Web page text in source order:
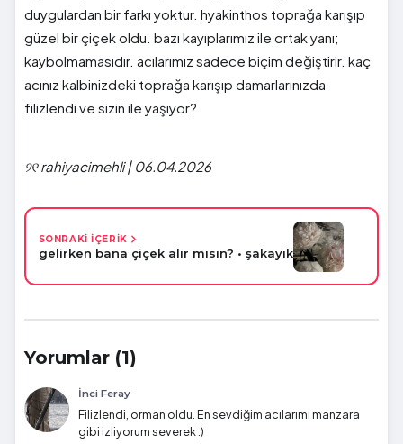
duygulardan bir farkı yoktur. hyakinthos toprağa karışıp
güzel bir çiçek oldu. bazı kayıplarımız ile ortak yanı;
kaybolmamasıdır. acılarımız sadece biçim değiştirir. kaç
acınız kalbinizdeki toprağa karışıp damarlarınızda
filizlendi ve sizin ile yaşıyor?
୨୧ rahiyacimehli | 06.04.2026
SONRAKİ İÇERİK
gelirken bana çiçek alır mısın? • şakayık
Yorumlar (1)
İnci Feray
Filizlendi, orman oldu. En sevdiğim acılarımı manzara
gibi izliyorum severek :)